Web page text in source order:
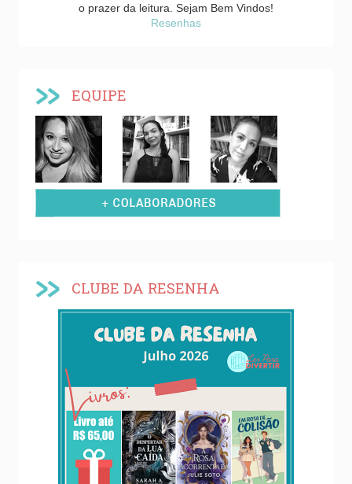
o prazer da leitura. Sejam Bem Vindos!
Resenhas
EQUIPE
CLUBE DA RESENHA